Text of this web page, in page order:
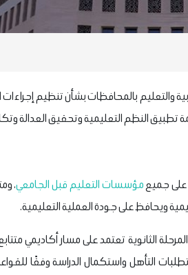
والتعليم بالمحافظات بشأن تنظيم إجراءات
تطبيق النظم التعليمية وتحقيق العدالة
على جميعمؤسسات التعليم قبل الجامعي،
ويحافظ على جودة العملية التعليمية.
الثانوية تعتمد على مسار أكاديمي
متطلبات التأهل واستكمال الدراسة وفقًا